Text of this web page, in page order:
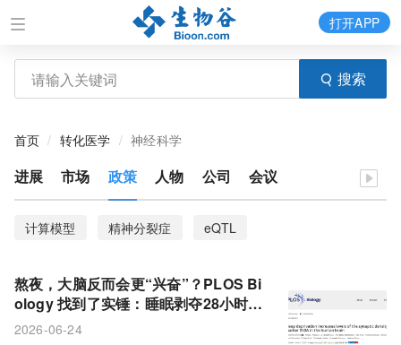
搜索
打开APP
首页 转化医学 神经科学
进展 市场 政策 人物 公司 会议
计算模型 精神分裂症
eQTL
紫杉醇（PTX）
大脑
阿尔茨海默病
nIIIChAT神经元
大脑萎缩
NfL
熬夜，大脑反而会更“兴奋”？PLOS Bi
ology 找到了实锤：睡眠剥夺28小时，
突触蛋白SV2A显著增加
2026-06-24